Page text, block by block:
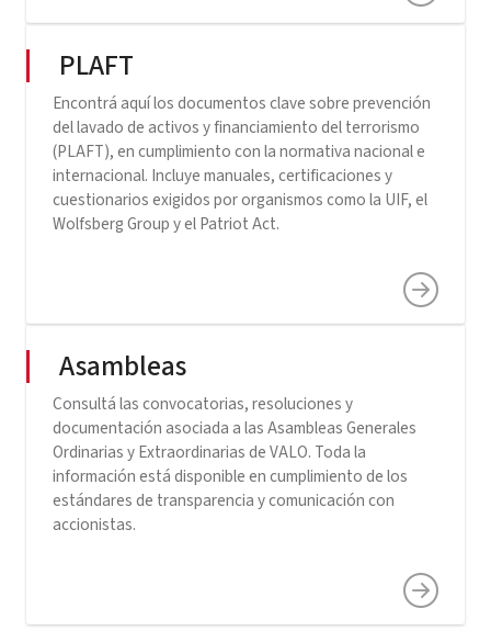
PLAFT
Encontrá aquí los documentos clave sobre prevención
del lavado de activos y financiamiento del terrorismo
(PLAFT), en cumplimiento con la normativa nacional e
internacional. Incluye manuales, certificaciones y
cuestionarios exigidos por organismos como la UIF, el
Wolfsberg Group y el Patriot Act.
Asambleas
Consultá las convocatorias, resoluciones y
documentación asociada a las Asambleas Generales
Ordinarias y Extraordinarias de VALO. Toda la
información está disponible en cumplimiento de los
estándares de transparencia y comunicación con
accionistas.